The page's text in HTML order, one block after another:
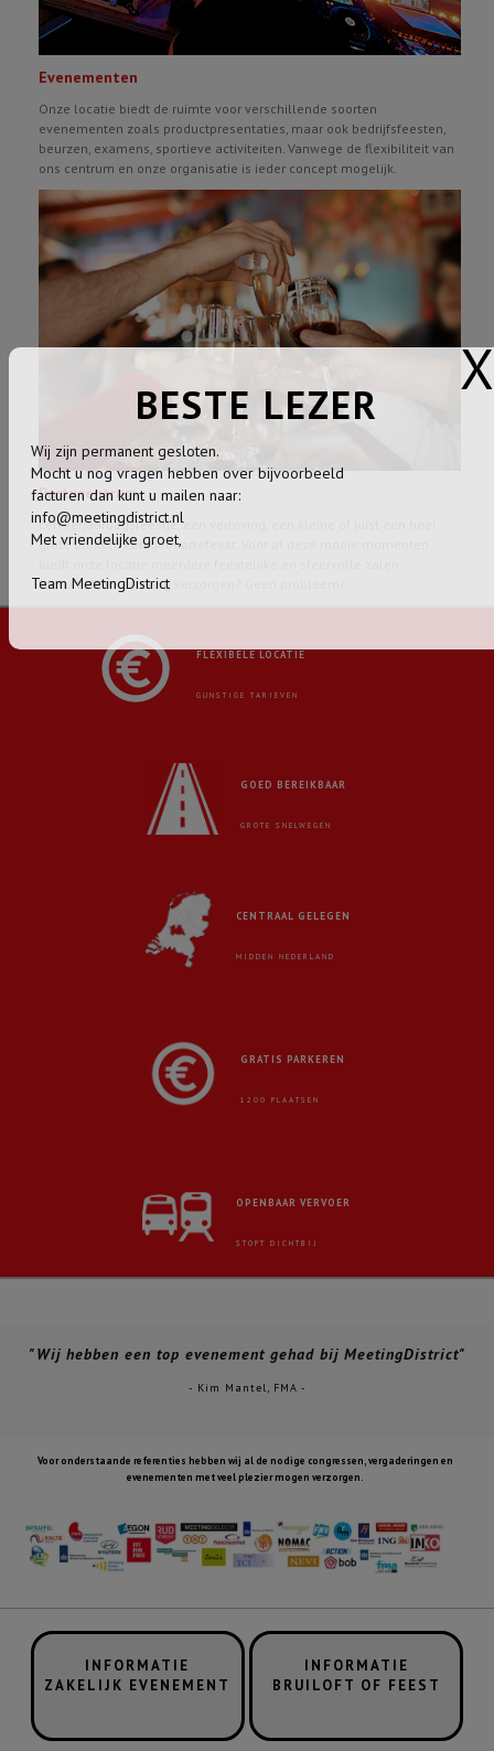
X
BESTE LEZER
Wij zijn permanent gesloten.
Mocht u nog vragen hebben over bijvoorbeeld
facturen dan kunt u mailen naar:
info@meetingdistrict.nl
Met vriendelijke groet,
Team MeetingDistrict
Evenementen
Onze locatie biedt de ruimte voor verschillende soorten
evenementen zoals productpresentaties, maar ook bedrijfsfeesten,
beurzen, examens, sportieve activiteiten. Vanwege de flexibiliteit van
ons centrum en onze organisatie is ieder concept mogelijk.
Partycentrum
Een verjaardagsfeestje, een verloving, een kleine of juist een heel
grote bruiloft, een geboortefeest. Voor al deze mooie momenten
Wilt u zelf de catering verzorgen? Geen probleem!
CENTRAAL GELEGEN
MIDDEN NEDERLAND
GRATIS PARKEREN
1200 PLAATSEN
OPENBAAR VERVOER
STOPT DICHTBIJ
GOED BEREIKBAAR
GROTE SNELWEGEN
FLEXIBELE LOCATIE
GUNSTIGE TARIEVEN
"Wij hebben een top evenement gehad bij MeetingDistrict"
- Kim Mantel, FMA -
Voor onderstaande referenties hebben wij al de nodige congressen, vergaderingen en
evenementen met veel plezier mogen verzorgen.
INFORMATIE
ZAKELIJK EVENEMENT
INFORMATIE
BRUILOFT OF FEEST